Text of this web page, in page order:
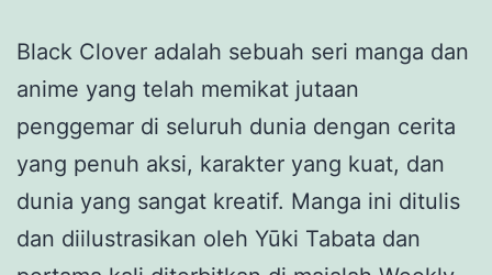
Black Clover adalah sebuah seri manga dan
anime yang telah memikat jutaan
penggemar di seluruh dunia dengan cerita
yang penuh aksi, karakter yang kuat, dan
dunia yang sangat kreatif. Manga ini ditulis
dan diilustrasikan oleh Yūki Tabata dan